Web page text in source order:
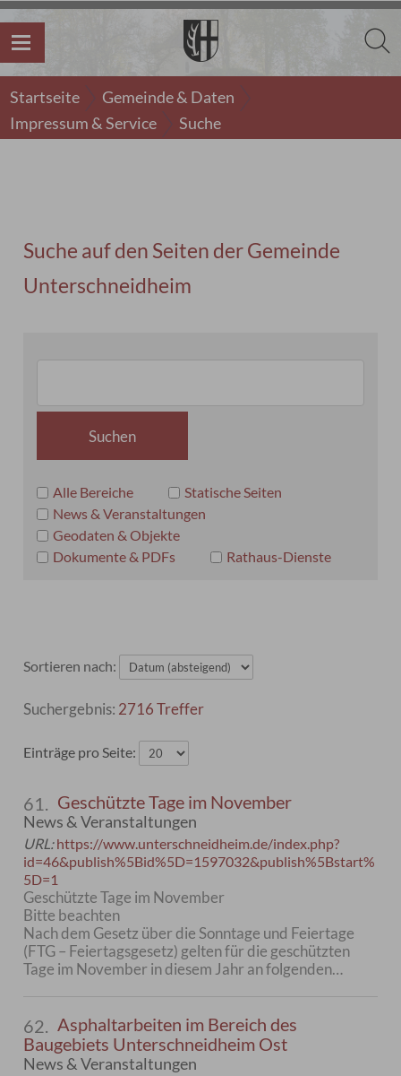
Startseite
Gemeinde & Daten
Impressum & Service
Suche
Suche auf den Seiten der Gemeinde
Unterschneidheim
Alle Bereiche
Statische Seiten
News & Veranstaltungen
Geodaten & Objekte
Dokumente & PDFs
Rathaus-Dienste
Sortieren nach:
2716 Treffer
Einträge pro Seite:
61. Geschützte Tage im November
News & Veranstaltungen
URL:https://www.unterschneidheim.de/index.php?
id=46&publish%5Bid%5D=1597032&publish%5Bstart%
5D=1
Geschützte Tage im November
Bitte beachten
Nach dem Gesetz über die Sonntage und Feiertage
(FTG – Feiertagsgesetz) gelten für die geschützten
Tage im November in diesem Jahr an folgenden…
62. Asphaltarbeiten im Bereich des
Baugebiets Unterschneidheim Ost
News & Veranstaltungen